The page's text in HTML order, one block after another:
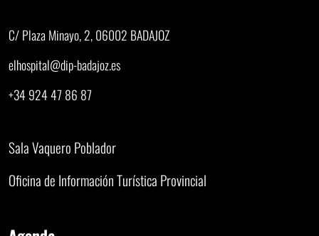
C/ Plaza Minayo, 2, 06002 BADAJOZ
elhospital@dip-badajoz.es
+34 924 47 86 87
Sala Vaquero Poblador
Oficina de Información Turística Provincial